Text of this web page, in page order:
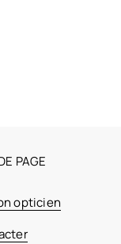
PAGE
opticien